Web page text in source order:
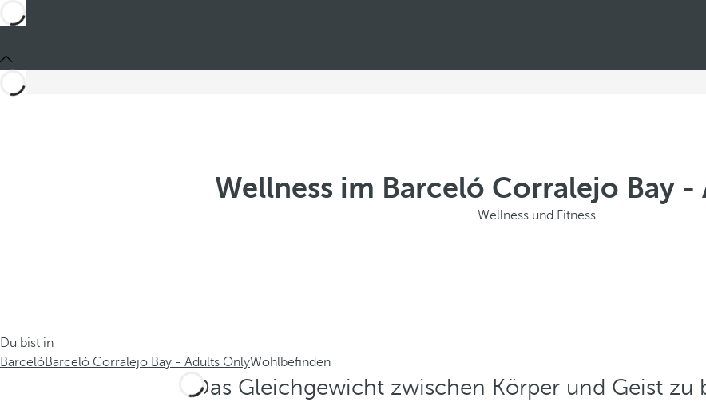
Wellness im Barceló Corralejo Bay
Wellness und Fitness
Du bist in
BarcelóBarceló Corralejo Bay - Adults OnlyWohlbefinden
Das Gleichgewicht zwischen Körper und Geist zu